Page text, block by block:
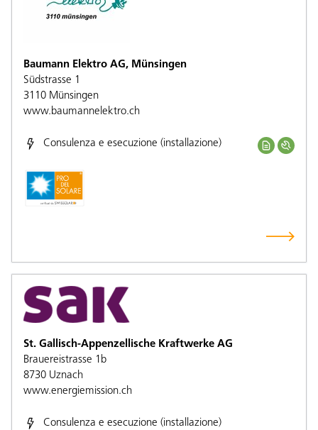
Baumann Elektro AG, Münsingen
Südstrasse 1
3110 Münsingen
www.baumannelektro.ch
Consulenza e esecuzione (installazione)
St. Gallisch-Appenzellische Kraftwerke AG
Brauereistrasse 1b
8730 Uznach
www.energiemission.ch
Consulenza e esecuzione (installazione)